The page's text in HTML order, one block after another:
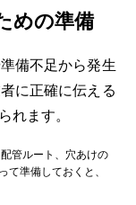
めの準備
備不足から発生
に正確に伝える
れます。
管ルート、穴あけの
て準備しておくと、